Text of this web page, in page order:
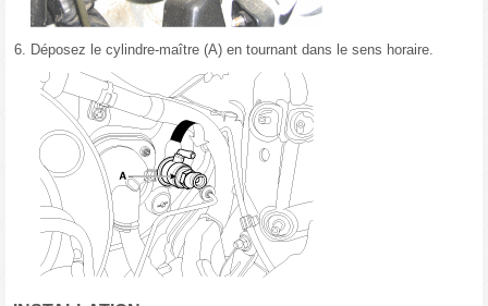
6. Déposez le cylindre-maître (A) en tournant dans le sens horaire.